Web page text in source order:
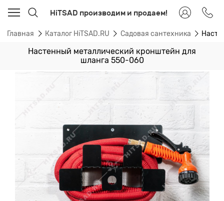
HiTSAD производим и продаем!
Главная Каталог HiTSAD.RU Садовая сантехника
Настенный металлический кронштейн для
шланга 550-060